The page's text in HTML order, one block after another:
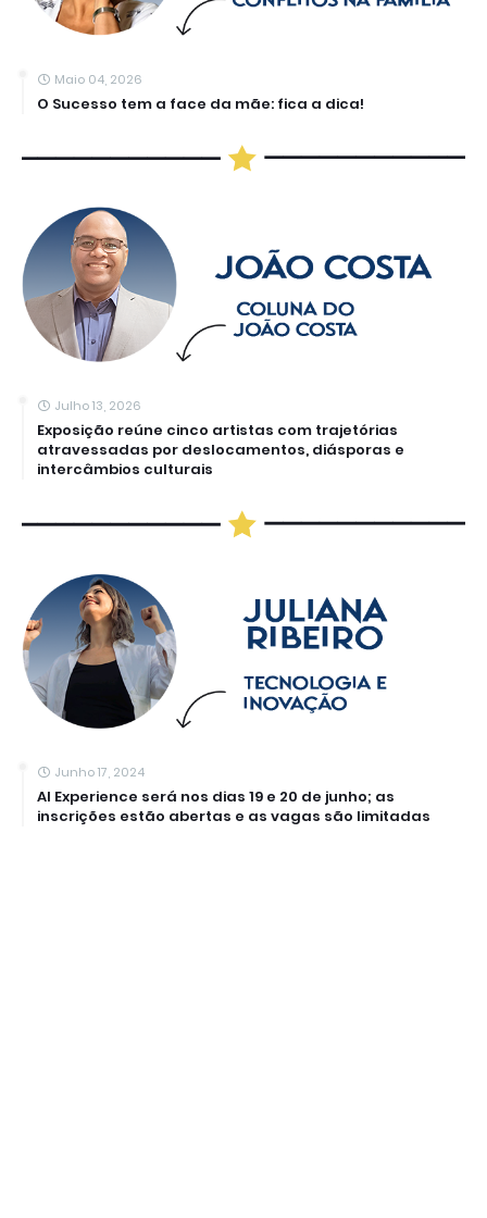
Maio 04, 2026
O Sucesso tem a face da mãe: fica a dica!
Julho 13, 2026
Exposição reúne cinco artistas com trajetórias
atravessadas por deslocamentos, diásporas e
intercâmbios culturais
Junho 17, 2024
AI Experience será nos dias 19 e 20 de junho; as
inscrições estão abertas e as vagas são limitadas